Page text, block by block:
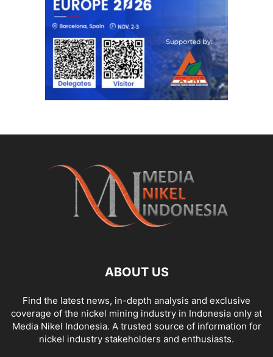
ABOUT US
Find the latest news, in-depth analysis and exclusive
coverage of the nickel mining industry in Indonesia only at
Media Nikel Indonesia. A trusted source of information for
nickel industry stakeholders and enthusiasts.